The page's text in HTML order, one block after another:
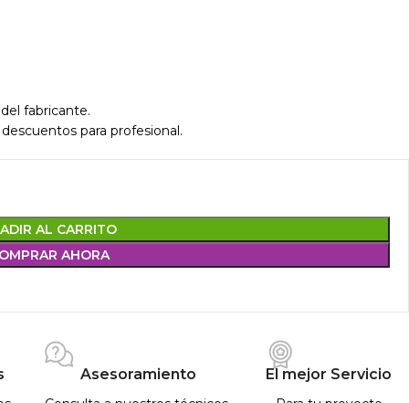
fabricante.
para profesional.
AL CARRITO
AHORA
Asesoramiento El mejor Servicio